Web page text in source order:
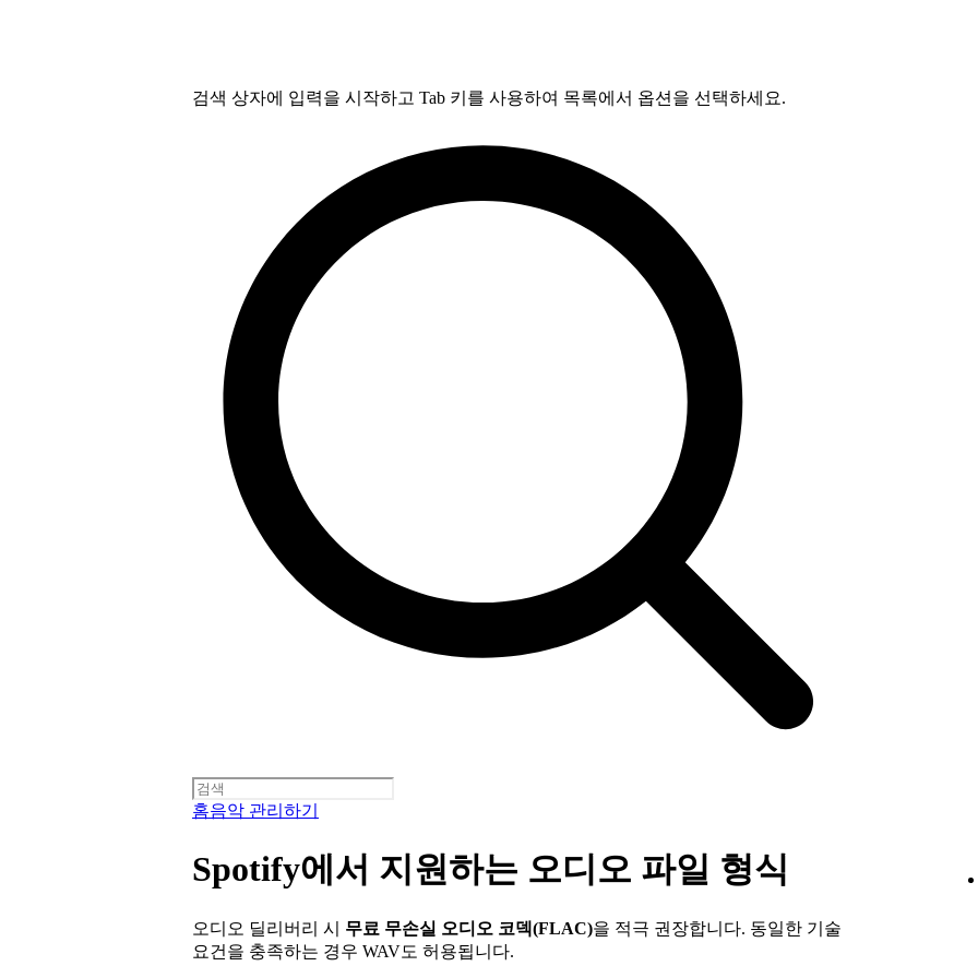
검색 상자에 입력을 시작하고 Tab 키를 사용하여 목록에서 옵션을 선택하세요.
홈음악 관리하기
Spotify에서 지원하는 오디오 파일 형식
오디오 딜리버리 시 무료 무손실 오디오 코덱(FLAC)을 적극 권장합니다. 동일한 기술
요건을 충족하는 경우 WAV도 허용됩니다.